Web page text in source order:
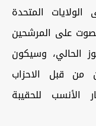
المتحدة
على المرشحين
الحالي، وسيكون
من قبل الاحزاب
الأنسب للحقيبة